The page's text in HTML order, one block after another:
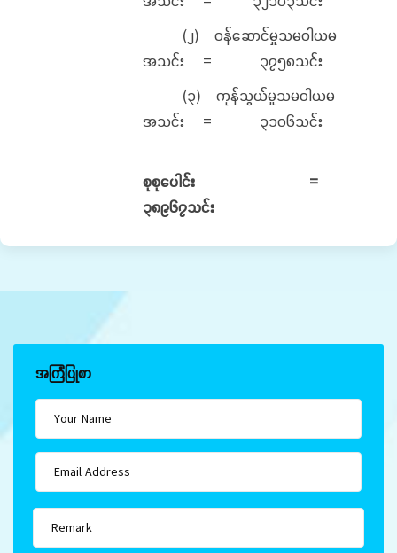
(၂) ဝန်ဆောင်မှုသမဝါယမ
အသင်း = ၃၇၅၈သင်း
(၃) ကုန်သွယ်မှုသမဝါယမ
အသင်း = ၃၁၀၆သင်း
စုစုပေါင်း =
၃၈၉၆၇သင်း
အကြံပြုစာ